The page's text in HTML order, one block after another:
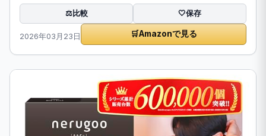
⚖️比較 🤍保存
2026年03月23日 🛒Amazonで見る